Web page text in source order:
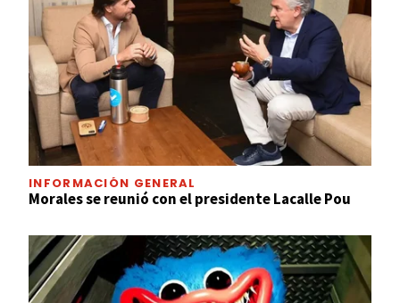
INFORMACIÓN GENERAL
Morales se reunió con el presidente Lacalle Pou